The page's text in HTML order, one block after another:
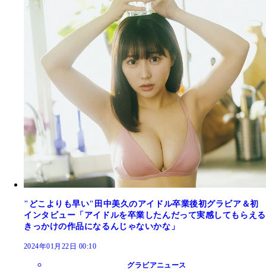
"どこよりも早い"田中美久のアイドル卒業後初グラビア＆初
インタビュー「アイドルを卒業したんだって実感してもらえる
きっかけの作品になるんじゃないかな」
2024年01月22日 00:10
グラビアニュース